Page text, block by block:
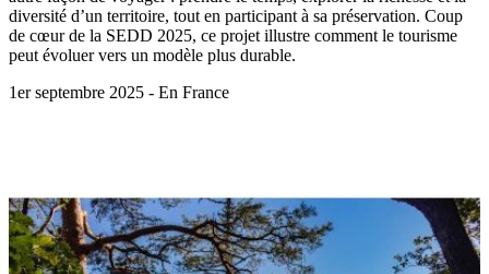
diversité d’un territoire, tout en participant à sa préservation. Coup
de cœur de la SEDD 2025, ce projet illustre comment le tourisme
peut évoluer vers un modèle plus durable.
1er septembre 2025 - En France